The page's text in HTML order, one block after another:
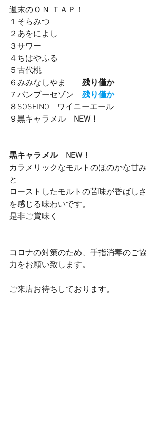
週末のＯＮ ＴＡＰ！
１そらみつ
２あをによし
３サワー
４ちはやふる
５古代桃
６みみなしやま 残り僅か
７バンブーセゾン 残り僅か
８SOSEINO　ワイニーエール
９黒キャラメル NEW！
黒キャラメル　NEW！
カラメリックなモルトのほのかな甘み
と
ローストしたモルトの苦味が香ばしさ
を感じる味わいです。
是非ご賞味く
コロナの対策のため、手指消毒のご協
力をお願い致します。
ご来店お待ちしております。